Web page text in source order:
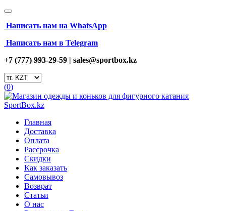
Написать нам на WhatsApp
Написать нам в Telegram
+7 (777) 993-29-59 | sales@sportbox.kz
(0)
Главная
Доставка
Оплата
Рассрочка
Скидки
Как заказать
Самовывоз
Возврат
Статьи
О нас